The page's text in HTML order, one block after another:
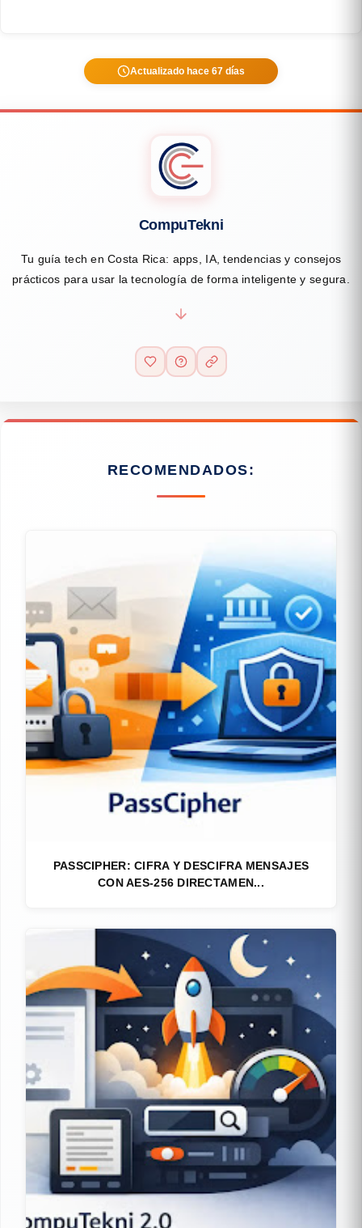
Actualizado hace 67 días
CompuTekni
Tu guía tech en Costa Rica: apps, IA, tendencias y consejos
prácticos para usar la tecnología de forma inteligente y segura.
RECOMENDADOS:
PASSCIPHER: CIFRA Y DESCIFRA MENSAJES
CON AES-256 DIRECTAMEN...